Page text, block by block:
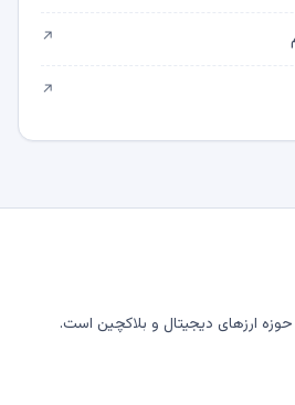
↗
↗
ارزهای دیجیتال و بلاکچین است.